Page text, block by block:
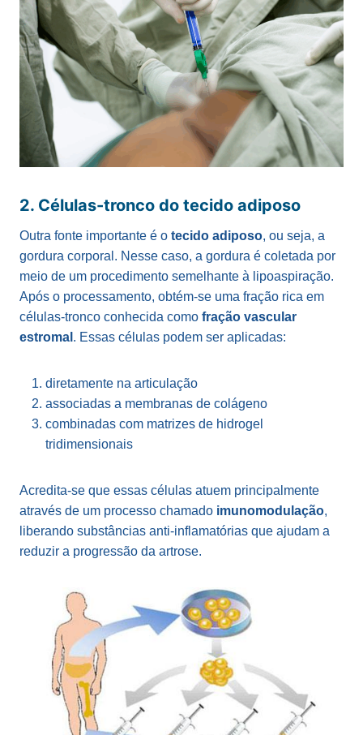
2. Células-tronco do tecido adiposo
Outra fonte importante é o tecido adiposo, ou seja, a
gordura corporal. Nesse caso, a gordura é coletada por
meio de um procedimento semelhante à lipoaspiração.
Após o processamento, obtém-se uma fração rica em
células-tronco conhecida como fração vascular
estromal . Essas células podem ser aplicadas:
diretamente na articulação
associadas a membranas de colágeno
combinadas com matrizes de hidrogel
tridimensionais
Acredita-se que essas células atuem principalmente
através de um processo chamado imunomodulação,
liberando substâncias anti-inflamatórias que ajudam a
reduzir a progressão da artrose.